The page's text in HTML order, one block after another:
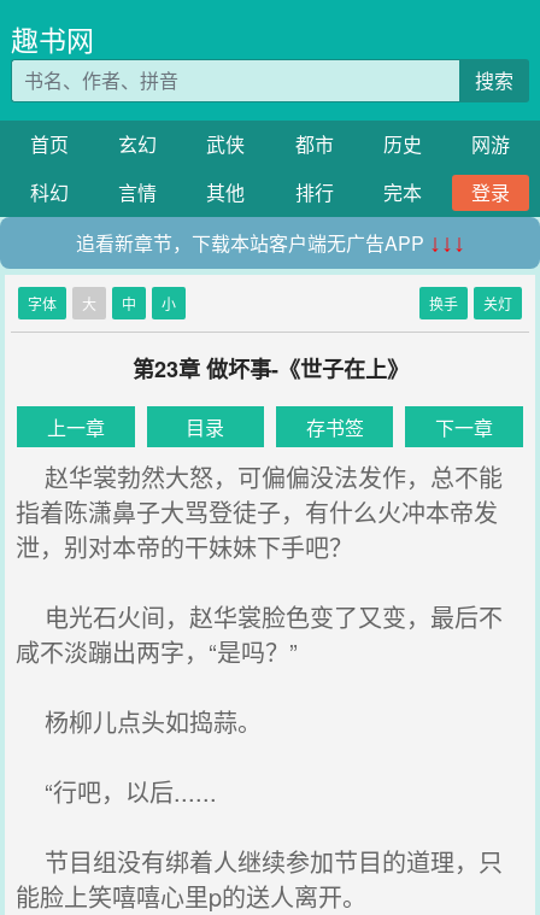
趣书网
搜索
首页 玄幻 武侠 都市 历史
网游
科幻
言情 其他 排行 完本
登录
追看新章节，下载本站客户端无广告APP ↓↓↓
字体 大 中 小 换手 关灯
第23章 做坏事-《世子在上》
上一章 目录 存书签 下一章
赵华裳勃然大怒，可偏偏没法发作，总不能
指着陈潇鼻子大骂登徒子，有什么火冲本帝发
泄，别对本帝的干妹妹下手吧？
电光石火间，赵华裳脸色变了又变，最后不
咸不淡蹦出两字，“是吗？”
杨柳儿点头如捣蒜。
“行吧，以后......
节目组没有绑着人继续参加节目的道理，只
能脸上笑嘻嘻心里p的送人离开。